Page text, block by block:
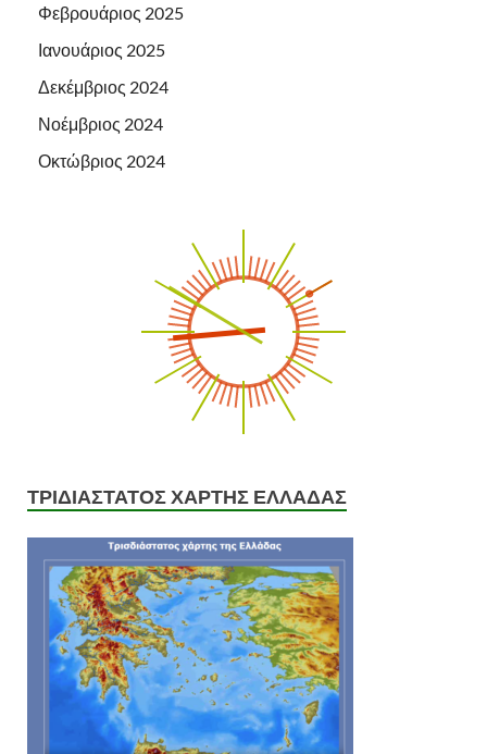
Φεβρουάριος 2025
Ιανουάριος 2025
Δεκέμβριος 2024
Νοέμβριος 2024
Οκτώβριος 2024
ΤΡΙΔΙΑΣΤΑΤΟΣ ΧΑΡΤΗΣ ΕΛΛΑΔΑΣ